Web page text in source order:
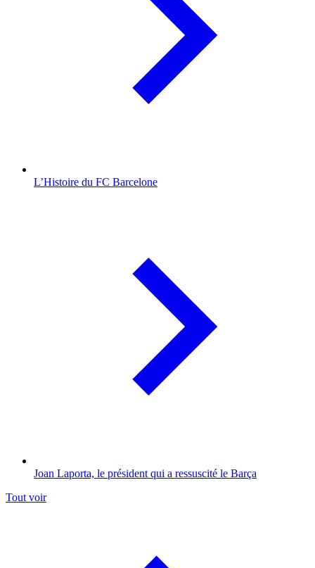
L’Histoire du FC Barcelone
Joan Laporta, le président qui a ressuscité le Barça
Tout voir